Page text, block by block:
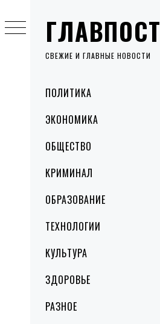
ГЛАВПОСТ
СВЕЖИЕ И ГЛАВНЫЕ НОВОСТИ
MenuПОЛИТИКА
ЭКОНОМИКА
ОБЩЕСТВО
КРИМИНАЛ
ОБРАЗОВАНИЕ
ТЕХНОЛОГИИ
КУЛЬТУРА
ЗДОРОВЬЕ
РАЗНОЕ
to
content